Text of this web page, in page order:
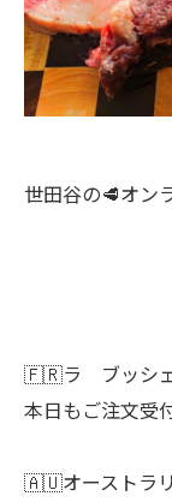
世田谷の🥩オン
🇫🇷ラ ブッシ
本日もご注文受
🇦🇺オーストラ